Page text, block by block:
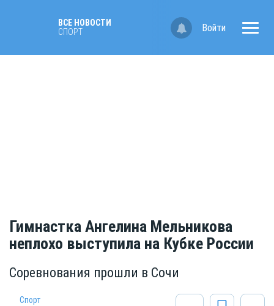
ВСЕ НОВОСТИ
СПОРТ
Войти
Гимнастка Ангелина Мельникова
неплохо выступила на Кубке России
Cоревнования прошли в Сочи
Спорт